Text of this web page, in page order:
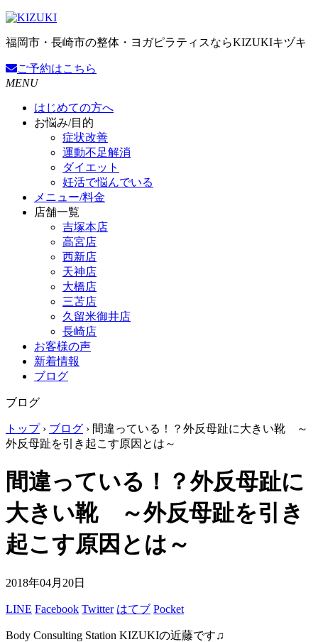
福岡市・長崎市の整体・ヨガピラティスならKIZUKIキヅキ
ご予約はこちら
MENU
はじめての方へ
お悩み/目的
症状改善
運動不足解消
ダイエット
妊活で悩んでいる
メニュー/料金
店舗一覧
吉塚本店
高宮店
西新店
天神店
大橋店
三苫店
久留米御井店
長崎店
お客様の声
新着情報
ブログ
ブログ
トップ› ブログ › 間違っている！？外反母趾に大きい靴 ～
外反母趾を引き起こす原因とは～
間違っている！？外反母趾に
大きい靴 ～外反母趾を引き
起こす原因とは～
2018年04月20日
LINE Facebook Twitter はてブ Pocket
Body Consulting Station KIZUKIの近藤です♫